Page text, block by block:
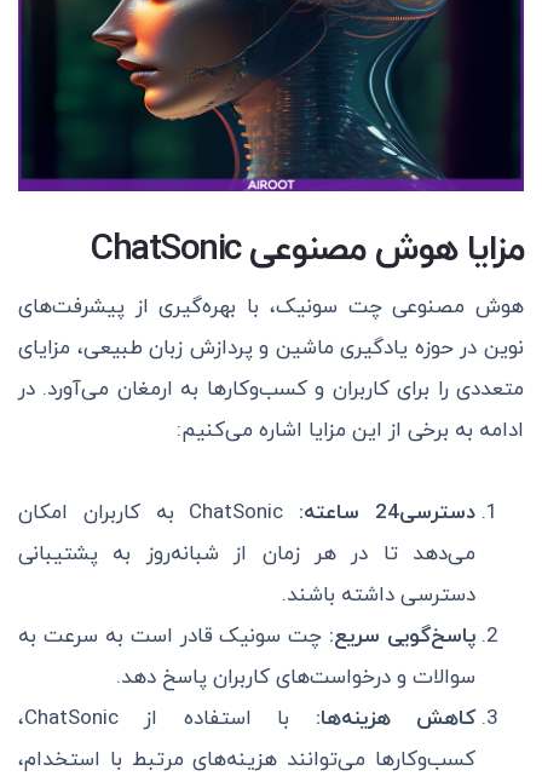
مزایا هوش مصنوعی ChatSonic
هوش مصنوعی چت سونیک، با بهره‌گیری از پیشرفت‌های
نوین در حوزه یادگیری ماشین و پردازش زبان طبیعی، مزایای
متعددی را برای کاربران و کسب‌وکارها به ارمغان می‌آورد. در
ادامه به برخی از این مزایا اشاره می‌کنیم:
دسترسی24 ساعته:
ChatSonic به کاربران امکان
می‌دهد تا در هر زمان از شبانه‌روز به پشتیبانی
دسترسی داشته باشند.
پاسخ‌گویی سریع: چت سونیک قادر است به سرعت به
سوالات و درخواست‌های کاربران پاسخ دهد.
کاهش هزینه‌ها:
با استفاده از ChatSonic،
کسب‌وکارها می‌توانند هزینه‌های مرتبط با استخدام،